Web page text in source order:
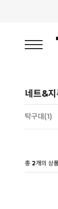
네트&지
탁구대(1)
총 2개의 상